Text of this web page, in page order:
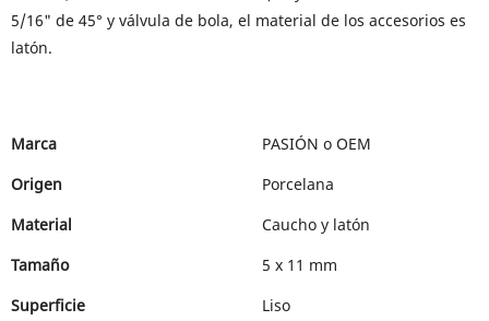
5/16" de 45° y válvula de bola, el material de los accesorios es
latón.
Marca
PASIÓN o OEM
Origen
Porcelana
Material
Caucho y latón
Tamaño
5 x 11 mm
Superficie
Liso